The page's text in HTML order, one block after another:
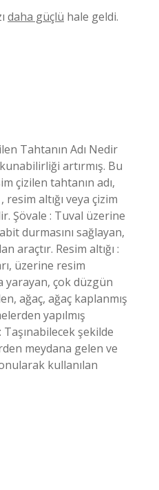
daha güçlü hale geldi.
Tahtanın Adı Nedir
artırmış. Bu
çizilen tahtanın adı,
altığı veya çizim
Şövale : Tuval üzerine
durmasını sağlayan,
araçtır. Resim altığı :
üzerine resim
yarayan, çok düzgün
ağaç, ağaç kaplanmış
yapılmış
Taşınabilecek şekilde
meydana gelen ve
kullanılan